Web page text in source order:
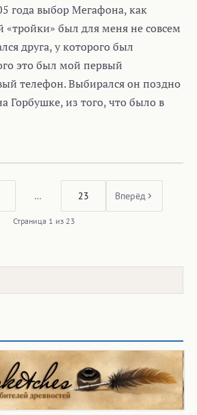
года выбор Мегафона, как
«тройки» был для меня не совсем
друга, у которого был
это был мой первый
телефон. Выбирался он поздно
Горбушке, из того, что было в
… 23 Вперёд
Страница 1 из 23